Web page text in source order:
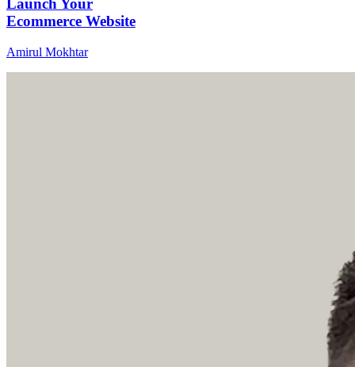
Launch Your
Ecommerce Website
Amirul Mokhtar